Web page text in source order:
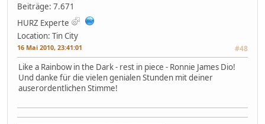
Beiträge: 7.671
HURZ Experte
Location: Tin City
16 Mai 2010, 23:41:01 #48
Like a Rainbow in the Dark - rest in piece - Ronnie James Dio!
Und danke für die vielen genialen Stunden mit deiner
auserordentlichen Stimme!